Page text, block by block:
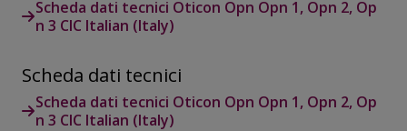
Scheda dati tecnici Oticon Opn Opn 1, Opn 2, Op
n 3 CIC Italian (Italy)
Scheda dati tecnici
Scheda dati tecnici Oticon Opn Opn 1, Opn 2, Op
n 3 CIC Italian (Italy)